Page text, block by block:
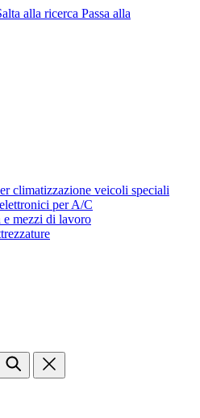
alla ricerca Passa alla
climatizzazione veicoli speciali
per A/C
mezzi di lavoro